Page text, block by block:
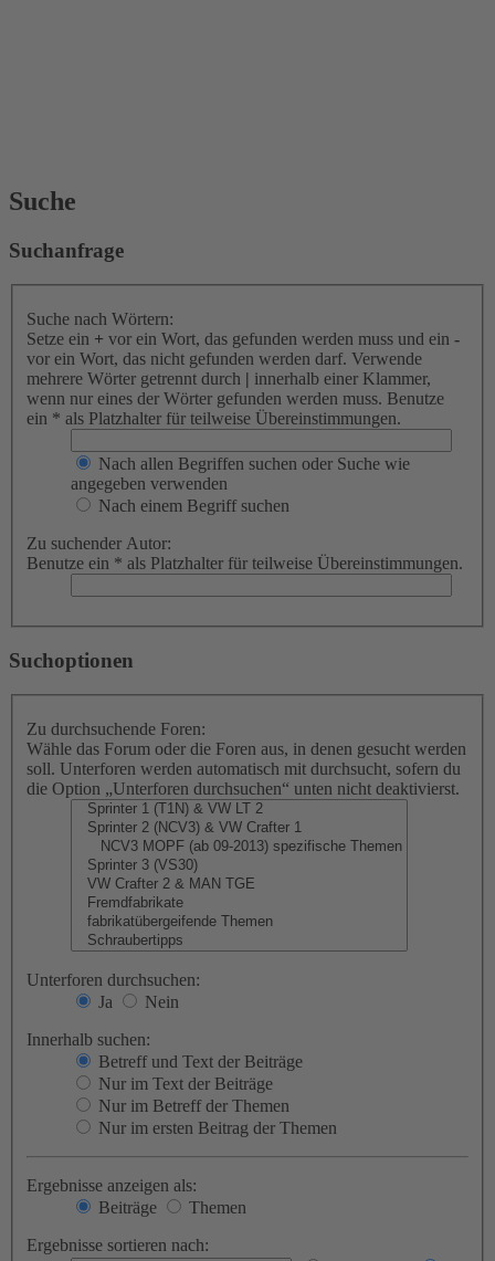
Suche
Suchanfrage
Suche nach Wörtern:
Setze ein + vor ein Wort, das gefunden werden muss und ein -
vor ein Wort, das nicht gefunden werden darf. Verwende
mehrere Wörter getrennt durch | innerhalb einer Klammer,
wenn nur eines der Wörter gefunden werden muss. Benutze
ein * als Platzhalter für teilweise Übereinstimmungen.
Nach allen Begriffen suchen oder Suche wie
angegeben verwenden
Nach einem Begriff suchen
Zu suchender Autor:
Benutze ein * als Platzhalter für teilweise Übereinstimmungen.
Suchoptionen
Zu durchsuchende Foren:
Wähle das Forum oder die Foren aus, in denen gesucht werden
soll. Unterforen werden automatisch mit durchsucht, sofern du
die Option „Unterforen durchsuchen“ unten nicht deaktivierst.
Unterforen durchsuchen:
Ja
Nein
Innerhalb suchen:
Betreff und Text der Beiträge
Nur im Text der Beiträge
Nur im Betreff der Themen
Nur im ersten Beitrag der Themen
Ergebnisse anzeigen als:
Beiträge
Themen
Ergebnisse sortieren nach: